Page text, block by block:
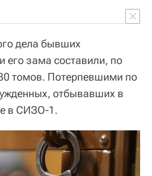
дела бывших
его зама составили, по
томов. Потерпевшими по
отбывавших в
в СИЗО-1.